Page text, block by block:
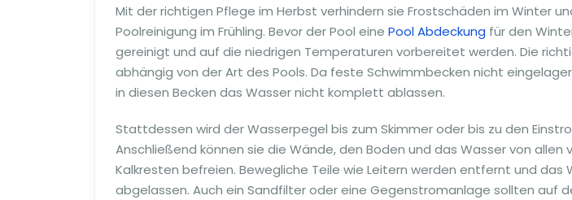
Mit der richtigen Pflege im Herbst verhindern sie Frostschäden im Winter
Poolreinigung im Frühling. Bevor der Pool eine Pool Abdeckung für den
gereinigt und auf die niedrigen Temperaturen vorbereitet werden. Die
abhängig von der Art des Pools. Da feste Schwimmbecken nicht
in diesen Becken das Wasser nicht komplett ablassen.
Stattdessen wird der Wasserpegel bis zum Skimmer oder bis zu den
Anschließend können sie die Wände, den Boden und das Wasser von
Kalkresten befreien. Bewegliche Teile wie Leitern werden entfernt und das
abgelassen. Auch ein Sandfilter oder eine Gegenstromanlage sollten auf